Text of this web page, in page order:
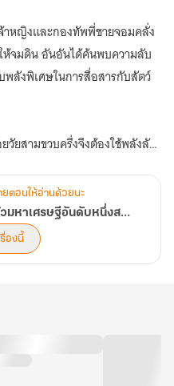
สาย
ย์าหญิงและกองทัพพี่ชายจอมคลั่ง
ห้จมดิน อันอันได้ค้นพบความลับ
พลังพิเศษในการสื่อสารกับสัตว์
วัยสามขวบครึ่งจึงต้องใช้พลังลับ
ยตอนให้อ่านด้วยนะ
[จบ] หนูน้อยอันอันกับครอบครัวมหาเศรษฐีอันดับหนึ่งสายเปย์
องนี้